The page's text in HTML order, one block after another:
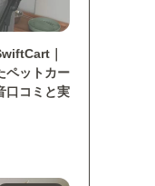
｜
ペットカー
口コミと実